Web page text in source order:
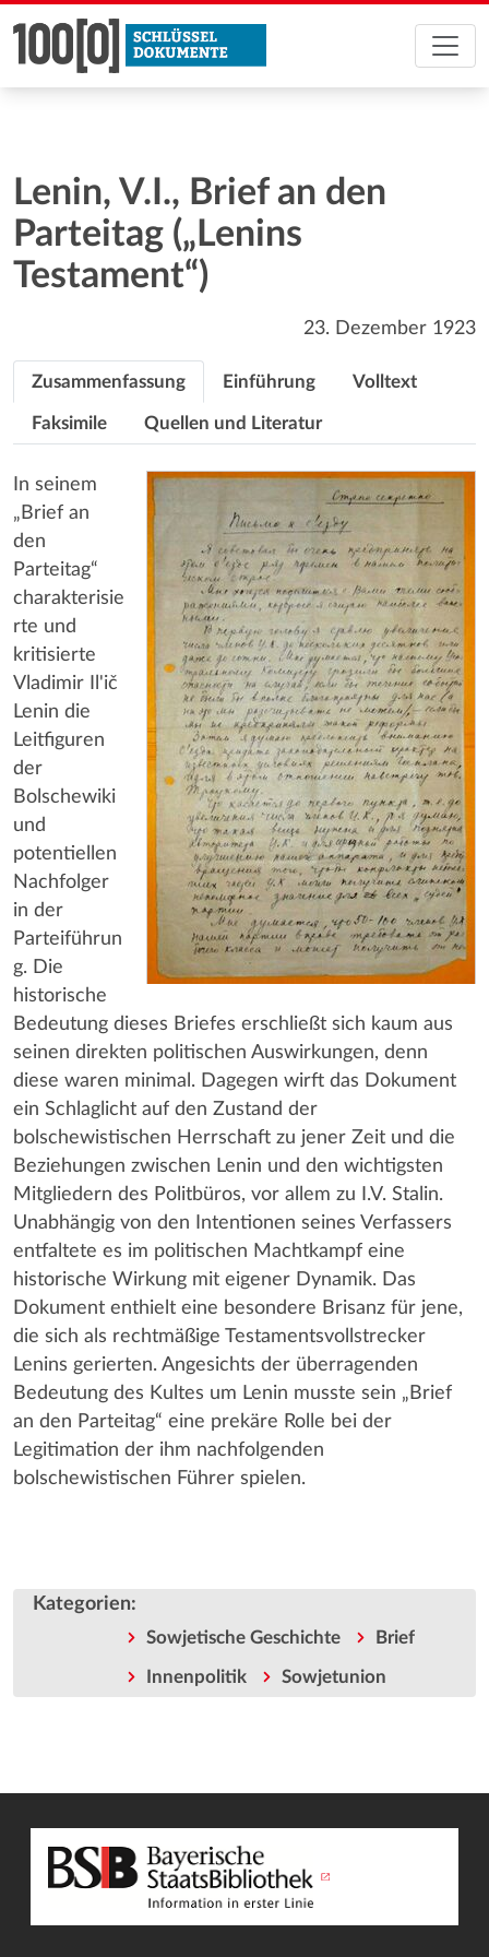
Lenin, V.I., Brief an den
Parteitag („Lenins
Testament“)
23. Dezember 1923
Zusammenfassung Einführung Volltext
Faksimile Quellen und Literatur
In seinem
„Brief an
den
Parteitag“
charakterisie
rte und
kritisierte
Vladimir Il'ič
Lenin die
Leitfiguren
der
Bolschewiki
und
potentiellen
Nachfolger
in der
Parteiführun
g. Die
historische
Bedeutung dieses Briefes erschließt sich kaum aus
seinen direkten politischen Auswirkungen, denn
diese waren minimal. Dagegen wirft das Dokument
ein Schlaglicht auf den Zustand der
bolschewistischen Herrschaft zu jener Zeit und die
Beziehungen zwischen Lenin und den wichtigsten
Mitgliedern des Politbüros, vor allem zu I.V. Stalin.
Unabhängig von den Intentionen seines Verfassers
entfaltete es im politischen Machtkampf eine
historische Wirkung mit eigener Dynamik. Das
Dokument enthielt eine besondere Brisanz für jene,
die sich als rechtmäßige Testamentsvollstrecker
Lenins gerierten. Angesichts der überragenden
Bedeutung des Kultes um Lenin musste sein „Brief
an den Parteitag“ eine prekäre Rolle bei der
Legitimation der ihm nachfolgenden
bolschewistischen Führer spielen.
Kategorien:
Sowjetische Geschichte Brief
Innenpolitik Sowjetunion